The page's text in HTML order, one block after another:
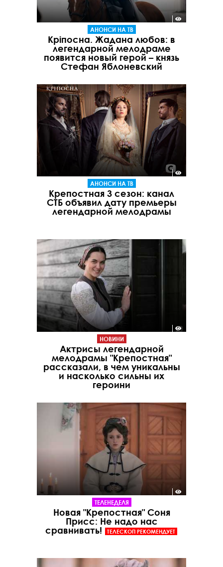
АНОНСИ НА ТВ
Кріпосна. Жадана любов: в
легендарной мелодраме
появится новый герой – князь
Стефан Яблоневский
АНОНСИ НА ТВ
Крепостная 3 сезон: канал
СТБ объявил дату премьеры
легендарной мелодрамы
НОВИНИ
Актрисы легендарной
мелодрамы "Крепостная"
рассказали, в чем уникальны
и насколько сильны их
героини
ТЕЛЕНЕДЕЛЯ
Новая "Крепостная" Соня
Присс: Не надо нас
сравнивать!
ТЕЛЕСКОП РЕКОМЕНДУЕТ